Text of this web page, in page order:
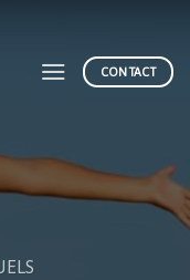
CONTACT